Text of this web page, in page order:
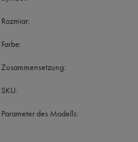
Rozmiar
Farbe
Zusammensetzung
SKU
Parameter des Modells